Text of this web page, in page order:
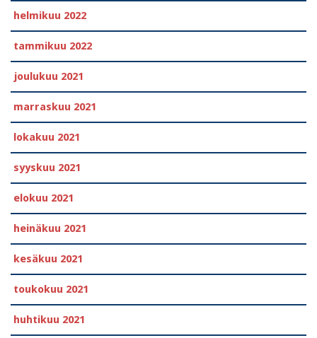
helmikuu 2022
tammikuu 2022
joulukuu 2021
marraskuu 2021
lokakuu 2021
syyskuu 2021
elokuu 2021
heinäkuu 2021
kesäkuu 2021
toukokuu 2021
huhtikuu 2021